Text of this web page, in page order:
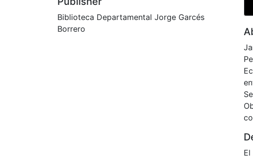
Biblioteca Departamental Jorge Garcés
Borrero